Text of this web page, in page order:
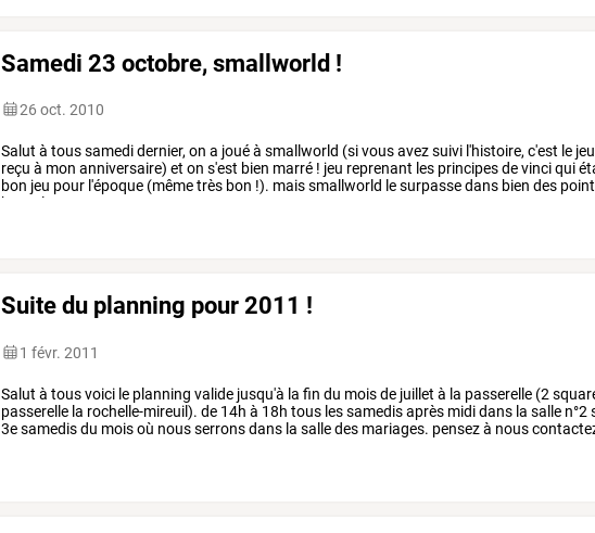
Samedi 23 octobre, smallworld !
26 oct. 2010
Salut à toussamedidernier, on a jouéà smallworld (sivousavezsuivi l'histoire, c'est le jeu
reçu à mon anniversaire) et on s'est bien marré ! jeu reprenant les principesdevinciqui
bon jeu pour l'époque (mêmetrès bon !). maissmallworld lesurpassedans bien des
beau,
les
Suite du planning pour 2011 !
1 févr. 2011
Salut à tousvoici le planning valide jusqu'à la fin du moisde juillet à la passerelle (2
passerelle la rochelle-mireuil). de 14h à 18h tous lessamedisaprès mididans la salle n°2
3esamedisdu moisoù nousserronsdans la salledes mariages. pensezà nous